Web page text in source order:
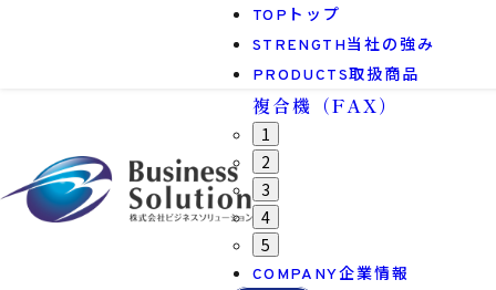
TOP トップ
STRENGTH当社の強み
PRODUCTS取扱商品
1
2
3
4
5
COMPANY企業情報